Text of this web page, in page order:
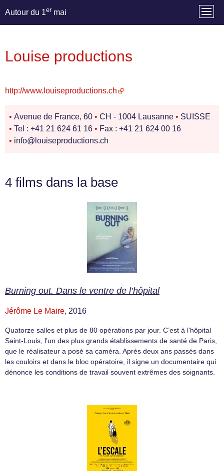
Autour du 1er mai
Louise productions
http://www.louiseproductions.ch
• Avenue de France, 60 • CH - 1004 Lausanne • SUISSE
• Tel : +41 21 624 61 16 • Fax : +41 21 624 00 16
• info@louiseproductions.ch
4 films dans la base
Burning out. Dans le ventre de l’hôpital
Jérôme Le Maire, 2016
Quatorze salles et plus de 80 opérations par jour. C’est à l’hôpital
Saint-Louis, l’un des plus grands établissements de santé de Paris,
que le réalisateur a posé sa caméra. Après deux ans passés dans
les couloirs et dans le bloc opératoire, il signe un documentaire qui
dénonce les conditions de travail souvent extrêmes des soignants.